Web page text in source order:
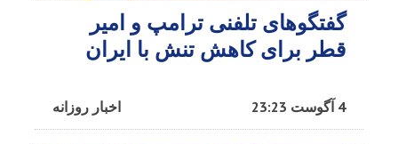
گفتگوهای تلفنی ترامپ و امیر
قطر برای کاهش تنش با ایران​
اخبار روزانه 4 آگوست 23:23